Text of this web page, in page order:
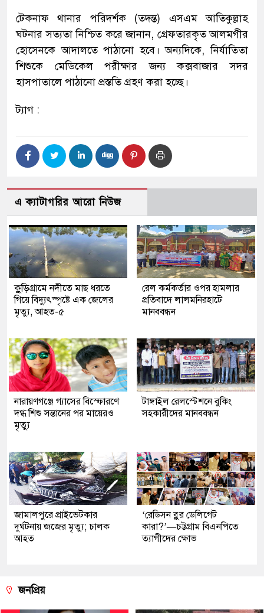
টেকনাফ থানার পরিদর্শক (তদন্ত) এসএম আতিকুল্লাহ
ঘটনার সত্যতা নিশ্চিত করে জানান, গ্রেফতারকৃত আলমগীর
হোসেনকে আদালতে পাঠানো হবে। অন্যদিকে, নির্যাতিতা
শিশুকে মেডিকেল পরীক্ষার জন্য কক্সবাজার সদর
হাসপাতালে পাঠানো প্রস্ততি গ্রহণ করা হচ্ছে।
ট্যাগ :
এ ক্যাটাগরির আরো নিউজ
কুুড়িগ্রা‌মে নদীতে মাছ ধরতে
গিয়ে বিদ্যুৎস্পৃষ্টে এক জেলের
মৃত্যু, আহত-৫
রেল কর্মকর্তার ওপর হামলার
প্রতিবাদে লালমনিরহাটে
মানববন্ধন
নারায়ণগঞ্জে গ্যাসের বিস্ফোরণে
দগ্ধ শিশু সন্তানের পর মায়েরও
মৃত্যু
টাঙ্গাইল রেলস্টেশনে বুকিং
সহকারীদের মানববন্ধন
জামালপুরে প্রাইভেটকার
দুর্ঘটনায় জজের মৃত্যু; চালক
আহত
‘রেডিসন ব্লুর ডেলিগেট
কারা?’—চট্টগ্রাম বিএনপিতে
ত্যাগীদের ক্ষোভ
জনপ্রিয়